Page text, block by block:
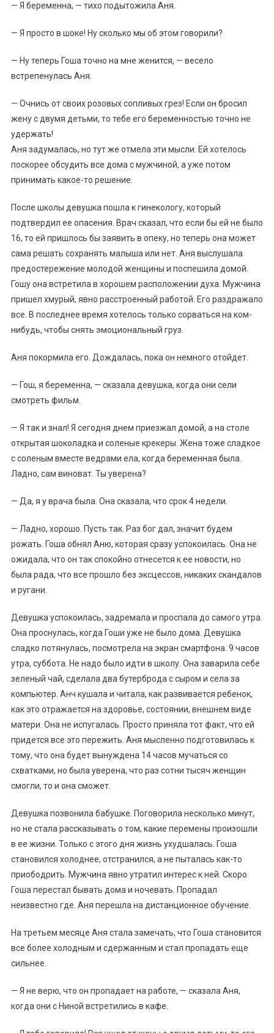
— Я беременна, — тихо подытожила Аня.
— Я просто в шоке! Ну сколько мы об этом говорили?
— Ну теперь Гоша точно на мне женится, — весело
встрепенулась Аня.
— Очнись от своих розовых сопливых грез! Если он бросил
жену с двумя детьми, то тебе его беременностью точно не
удержать!
Аня задумалась, но тут же отмела эти мысли. Ей хотелось
поскорее обсудить все дома с мужчиной, а уже потом
принимать какое-то решение.
После школы девушка пошла к гинекологу, который
подтвердил ее опасения. Врач сказал, что если бы ей не было
16, то ей пришлось бы заявить в опеку, но теперь она может
сама решать сохранять малыша или нет. Аня выслушала
предостережение молодой женщины и поспешила домой.
Гошу она встретила в хорошем расположении духа. Мужчина
пришел хмурый, явно расстроенный работой. Его раздражало
все. В последнее время хотелось только сорваться на ком-
нибудь, чтобы снять эмоциональный груз.
Аня покормила его. Дождалась, пока он немного отойдет.
— Гош, я беременна, — сказала девушка, когда они сели
смотреть фильм.
— Я так и знал! Я сегодня днем приезжал домой, а на столе
открытая шоколадка и соленые крекеры. Жена тоже сладкое
с соленым вместе ведрами ела, когда беременная была.
Ладно, сам виноват. Ты уверена?
— Да, я у врача была. Она сказала, что срок 4 недели.
— Ладно, хорошо. Пусть так. Раз бог дал, значит будем
рожать. Гоша обнял Аню, которая сразу успокоилась. Она не
ожидала, что он так спокойно отнесется к ее новости, но
была рада, что все прошло без эксцессов, никаких скандалов
и ругани.
Девушка успокоилась, задремала и проспала до самого утра.
Она проснулась, когда Гоши уже не было дома. Девушка
сладко потянулась, посмотрела на экран смартфона. 9 часов
утра, суббота. Не надо было идти в школу. Она заварила себе
зеленый чай, сделала два бутерброда с сыром и села за
компьютер. Анч кушала и читала, как развивается ребенок,
как это отражается на здоровье, состоянии, внешнем виде
матери. Она не испугалась. Просто приняла тот факт, что ей
придется все это пережить. Аня мысленно подготовилась к
тому, что она будет вынуждена 14 часов мучаться со
схватками, но была уверена, что раз сотни тысяч женщин
смогли, то и она сможет.
Девушка позвонила бабушке. Поговорила несколько минут,
но не стала рассказывать о том, какие перемены произошли
в ее жизни. Только с этого дня жизнь ухудшалась. Гоша
становился холоднее, отстранился, а не пыталась как-то
приободрить. Мужчина явно утратил интерес к ней. Скоро
Гоша перестал бывать дома и ночевать. Пропадал
неизвестно где. Аня перешла на дистанционное обучение.
На третьем месяце Аня стала замечать, что Гоша становится
все более холодным и сдержанным и стал пропадать еще
сильнее.
— Я не верю, что он пропадает на работе, — сказала Аня,
когда они с Ниной встретились в кафе.